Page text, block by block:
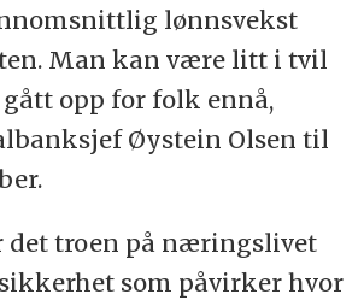
lønnsvekst
Man kan være litt i tvil
opp for folk ennå,
Øystein Olsen til
det troen på næringslivet
som påvirker hvor